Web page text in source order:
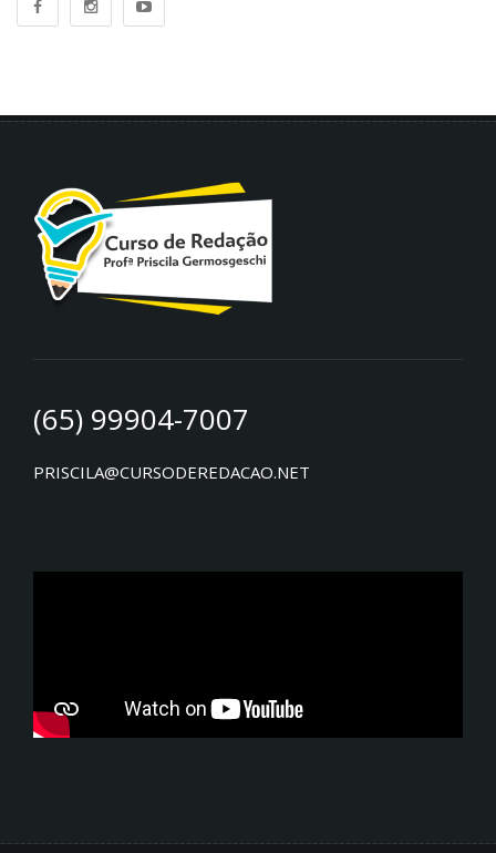
(65) 99904-7007
PRISCILA@CURSODEREDACAO.NET